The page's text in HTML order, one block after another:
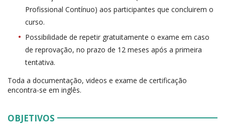
Profissional Contínuo) aos participantes que concluirem o
curso.
Possibilidade de repetir gratuitamente o exame em caso
de reprovação, no prazo de 12 meses após a primeira
tentativa.
Toda a documentação, videos e exame de certificação
encontra-se em inglês.
OBJETIVOS